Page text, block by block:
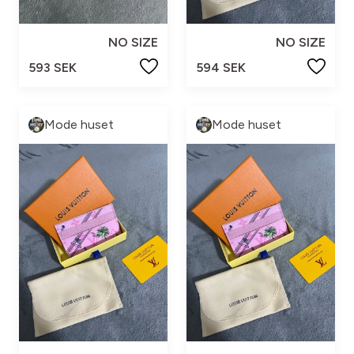
NO SIZE
593 SEK
NO SIZE
594 SEK
Mode huset Mode huset